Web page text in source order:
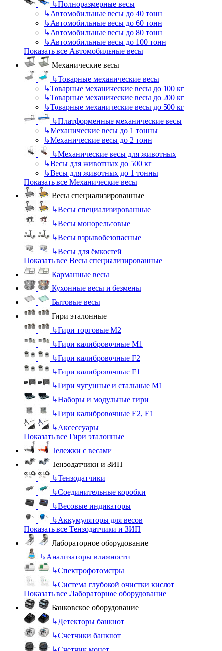
↳Полноразмерные весы
↳Автомобильные весы до 40 тонн
↳Автомобильные весы до 60 тонн
↳Автомобильные весы до 80 тонн
↳Автомобильные весы до 100 тонн
Показать все Автомобильные весы
Механические весы
↳Товарные механические весы
↳Товарные механические весы до 100 кг
↳Товарные механические весы до 200 кг
↳Товарные механические весы до 500 кг
↳Платформенные механические весы
↳Механические весы до 1 тонны
↳Механические весы до 2 тонн
↳Механические весы для животных
↳Весы для животных до 500 кг
↳Весы для животных до 1 тонны
Показать все Механические весы
Весы специализированные
↳Весы специализированные
↳Весы монорельсовые
↳Весы взрывобезопасные
↳Весы для ёмкостей
Показать все Весы специализированные
Карманные весы
Кухонные весы и безмены
Бытовые весы
Гири эталонные
↳Гири торговые М2
↳Гири калибровочные М1
↳Гири калибровочные F2
↳Гири калибровочные F1
↳Гири чугунные и стальные М1
↳Наборы и модульные гири
↳Гири калибровочные E2, Е1
↳Аксессуары
Показать все Гири эталонные
Тележки с весами
Тензодатчики и ЗИП
↳Тензодатчики
↳Соединительные коробки
↳Весовые индикаторы
↳Аккумуляторы для весов
Показать все Тензодатчики и ЗИП
Лабораторное оборудование
↳Анализаторы влажности
↳Спектрофотометры
↳Система глубокой очистки кислот
Показать все Лабораторное оборудование
Банковское оборудование
↳Детекторы банкнот
↳Счетчики банкнот
↳Счетчик монет